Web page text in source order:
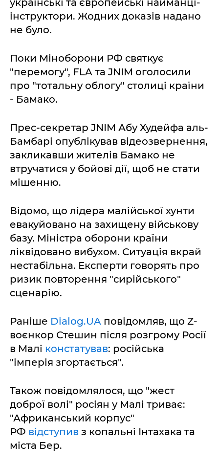
українські та європейські найманці-
інструктори. Жодних доказів надано
не було.
Поки Міноборони РФ святкує
"перемогу", FLA та JNIM оголосили
про "тотальну облогу" столиці країни
- Бамако.
Прес-секретар JNIM Абу Худейфа аль-
Бамбарі опублікував відеозвернення,
закликавши жителів Бамако не
втручатися у бойові дії, щоб не стати
мішенню.
Відомо, що лідера малійської хунти
евакуйовано на захищену військову
базу. Міністра оборони країни
ліквідовано вибухом. Ситуація вкрай
нестабільна. Експерти говорять про
ризик повторення "сирійського"
сценарію.
Раніше Dialog.UA повідомляв, що Z-
воєнкор Стешин після розгрому Росії
в Малі констатував: російська
"імперія згортається".
Також повідомлялося, що "жест
доброї волі" росіян у Малі триває:
"Африканський корпус"
РФ відступив з копальні Інтахака та
міста Бер.